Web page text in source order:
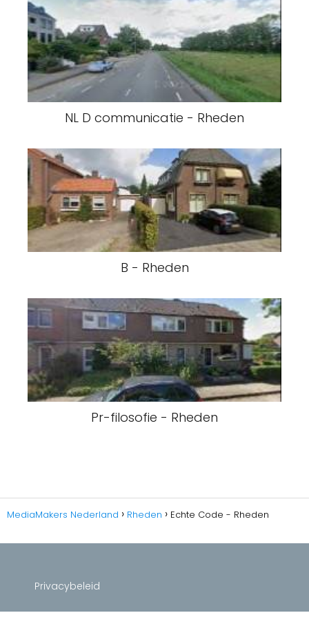
NL D communicatie - Rheden
B - Rheden
Pr-filosofie - Rheden
MediaMakers Nederland Rheden Echte Code - Rheden
Privacybeleid